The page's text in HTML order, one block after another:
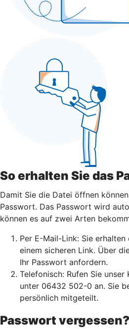
So erhalten Sie das
Damit Sie die Datei öffnen
Passwort. Das Passwort wird
können es auf zwei Arten
Per E-Mail-Link: Sie
einem sicheren Link. Über
Ihr Passwort anfordern.
Telefonisch: Rufen Sie unser
unter 06432 502-0 an. Sie
persönlich mitgeteilt.
Passwort vergessen?